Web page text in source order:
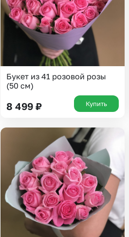
Букет из 41 розовой розы
(50 см)
8 499 ₽ Купить